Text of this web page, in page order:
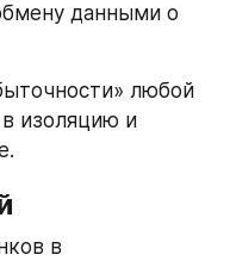
данными о
любой
изоляцию и
в